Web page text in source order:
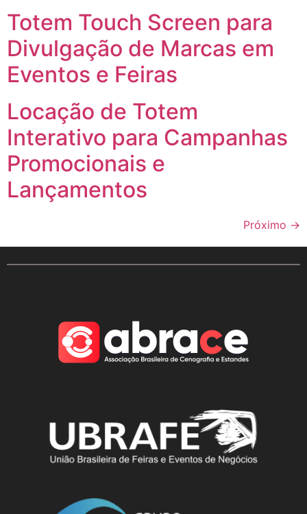
Totem Touch Screen para
Divulgação de Marcas em
Eventos e Feiras
Locação de Totem
Interativo para Campanhas
Promocionais e
Lançamentos
Próximo →